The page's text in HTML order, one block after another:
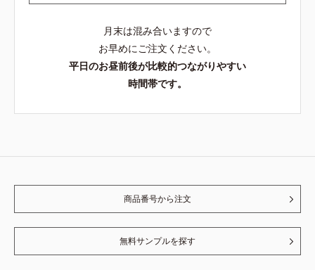
月末は混み合いますので
お早めにご注文ください。
平日のお昼前後が比較的つながりやすい
時間帯です。
商品番号から注文
無料サンプルを探す